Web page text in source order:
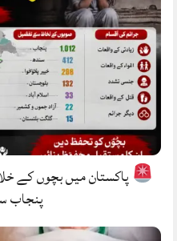
پاکستان میں بچوں کے
پنجاب